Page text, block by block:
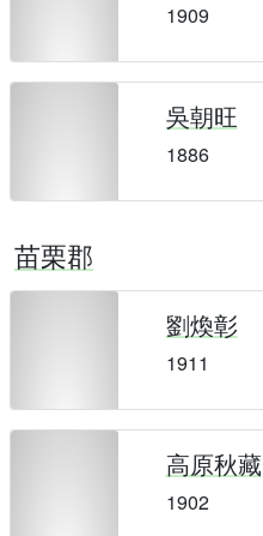
1909
吳朝旺
1886
苗栗郡
劉煥彰
1911
高原秋藏
1902